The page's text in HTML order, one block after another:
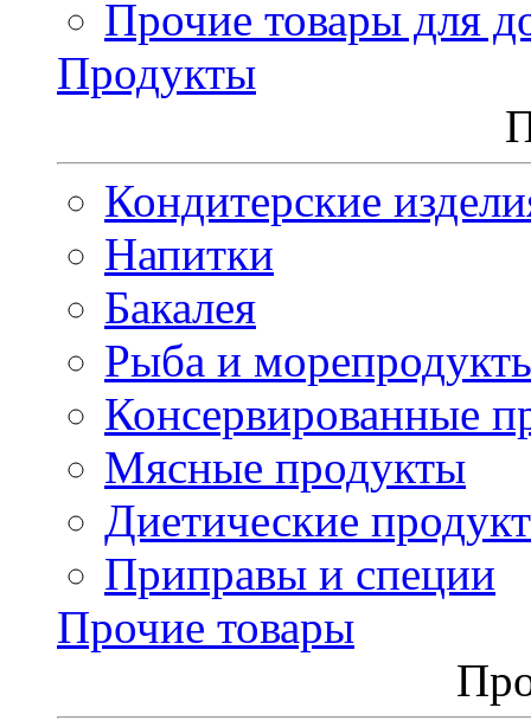
Прочие товары для
Продукты
Кондитерские
Напитки
Бакалея
Рыба и
Консервированные
Мясные продукты
Диетические
Приправы и специи
Прочие товары